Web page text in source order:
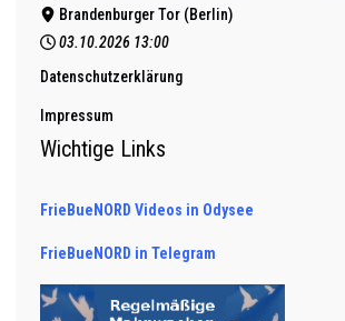
Brandenburger Tor (Berlin)
03.10.2026 13:00
Datenschutzerklärung
Impressum
Wichtige Links
FrieBueNORD Videos in Odysee
FrieBueNORD in Telegram